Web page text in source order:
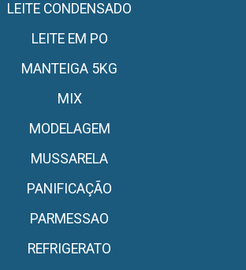
LEITE CONDENSADO
LEITE EM PO
MANTEIGA 5KG
MIX
MODELAGEM
MUSSARELA
PANIFICAÇÃO
PARMESSAO
REFRIGERATO